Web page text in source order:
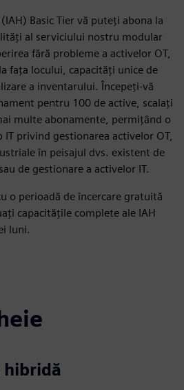
Basic Tier vă puteți abona la
al serviciului nostru modular
fără probleme a activelor OT,
fața locului, capacități unice de
a inventarului. Începeți-vă
pentru 100 de active, scalați
multe abonamente, permițând o
privind gestionarea activelor OT,
în peisajul dvs. existent de
de gestionare a activelor IT.
o perioadă de încercare gratuită
capacitățile complete ale IAH
luni.
hibridă